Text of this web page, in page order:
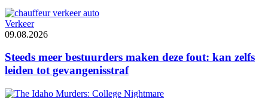
Verkeer
09.08.2026
Steeds meer bestuurders maken deze fout: kan zelfs
leiden tot gevangenisstraf